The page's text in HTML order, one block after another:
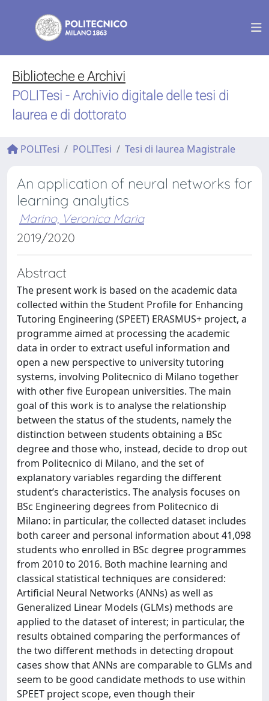
Biblioteche e Archivi
POLITesi - Archivio digitale delle tesi di
laurea e di dottorato
POLITesi POLITesi Tesi di laurea Magistrale
An application of neural networks for
learning analytics
Marino, Veronica Maria
2019/2020
Abstract
The present work is based on the academic data
collected within the Student Profile for Enhancing
Tutoring Engineering (SPEET) ERASMUS+ project, a
programme aimed at processing the academic
data in order to extract useful information and
open a new perspective to university tutoring
systems, involving Politecnico di Milano together
with other five European universities. The main
goal of this work is to analyse the relationship
between the status of the students, namely the
distinction between students obtaining a BSc
degree and those who, instead, decide to drop out
from Politecnico di Milano, and the set of
explanatory variables regarding the different
student’s characteristics. The analysis focuses on
BSc Engineering degrees from Politecnico di
Milano: in particular, the collected dataset includes
both career and personal information about 41,098
students who enrolled in BSc degree programmes
from 2010 to 2016. Both machine learning and
classical statistical techniques are considered:
Artificial Neural Networks (ANNs) as well as
Generalized Linear Models (GLMs) methods are
applied to the dataset of interest; in particular, the
results obtained comparing the performances of
the two different methods in detecting dropout
cases show that ANNs are comparable to GLMs and
seem to be good candidate methods to use within
SPEET project scope, even though their